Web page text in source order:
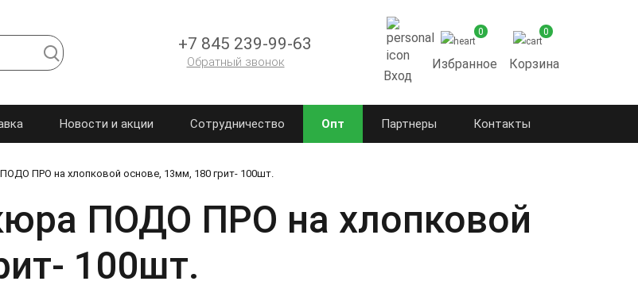
+7 845 239-99-63
Обратный звонок
Вход
0
Избранное
0
Корзина
Новости и акции Сотрудничество Опт Партнеры Контакты
ПРО на хлопковой основе, 13мм, 180 грит- 100шт.
ПОДО ПРО на хлопковой
100шт.